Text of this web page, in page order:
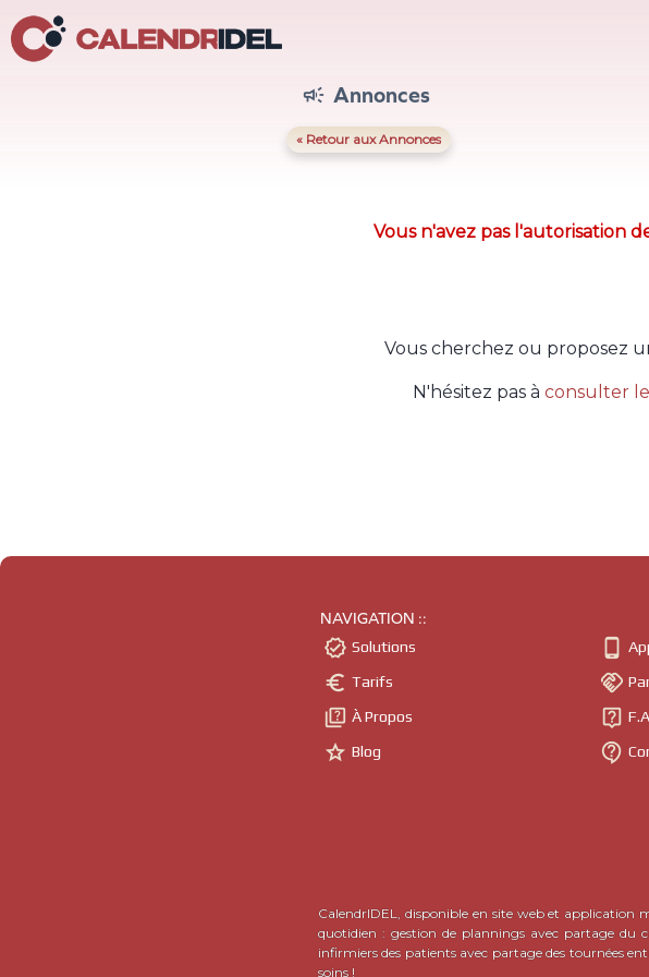
 Annonces
« Retour aux Annonces
Vous n'avez pas l'autorisation
Vous cherchez ou proposez
N'hésitez pas à consulter
NAVIGATION ::
 Solutions
 Tarifs
 À Propos
 Blog




CalendrIDEL, disponible en site web et application
quotidien : gestion de plannings avec partage du
infirmiers des patients avec partage des tournées
soins !